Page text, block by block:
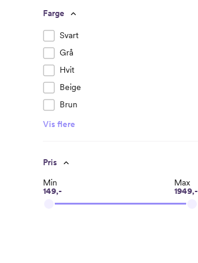
Farge
Svart
Grå
Hvit
Beige
Brun
Vis flere
Pris
Min
149,-
Max
1949,-